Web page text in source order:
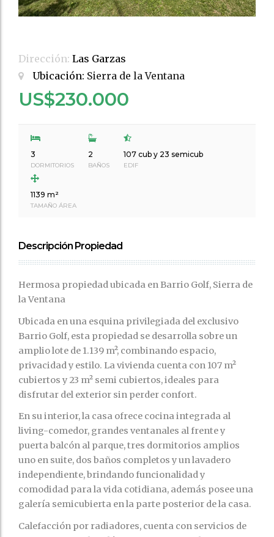
Dirección: Las Garzas
Ubicación: Sierra de la Ventana
US$230.000
3
DORMITORIOS
2
BAÑOS
107 cub y 23 semicub
EDIF
1139 m²
TAMAÑO ÁREA
Descripción Propiedad
Hermosa propiedad ubicada en Barrio Golf, Sierra de
la Ventana
Ubicada en una esquina privilegiada del exclusivo
Barrio Golf, esta propiedad se desarrolla sobre un
amplio lote de 1.139 m², combinando espacio,
privacidad y estilo. La vivienda cuenta con 107 m²
cubiertos y 23 m² semi cubiertos, ideales para
disfrutar del exterior sin perder confort.
En su interior, la casa ofrece cocina integrada al
living-comedor, grandes ventanales al frente y
puerta balcón al parque, tres dormitorios amplios
uno en suite, dos baños completos y un lavadero
independiente, brindando funcionalidad y
comodidad para la vida cotidiana, además posee una
galería semicubierta en la parte posterior de la casa.
Calefacción por radiadores, cuenta con servicios de